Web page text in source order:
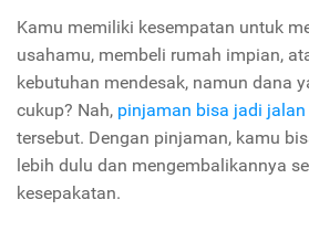
Kamu memiliki kesempatan untuk
usahamu, membeli rumah impian,
kebutuhan mendesak, namun dana
cukup? Nah, pinjaman bisa jadi jalan
tersebut. Dengan pinjaman, kamu
lebih dulu dan mengembalikannya
kesepakatan.